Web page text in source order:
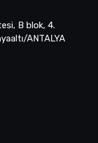
B blok, 4.
ANTALYA